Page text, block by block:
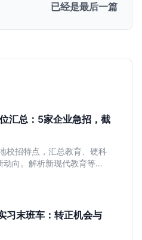
已经是最后一篇
汇总：5家企业急招，截
校招特点，汇总教育、硬科
向。解析新现代教育等公
，帮你快速决定投递优先
习末班车：转正机会与